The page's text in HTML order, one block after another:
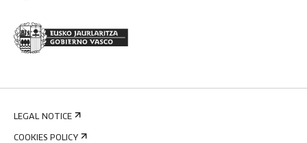
LEGAL NOTICE
COOKIES POLICY